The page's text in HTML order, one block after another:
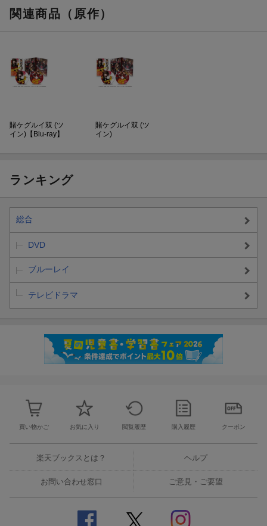
関連商品（原作）
賭ケグルイ双 (ツ
イン)【Blu-ray】
賭ケグルイ双 (ツ
イン)
ランキング
総合
DVD
ブルーレイ
テレビドラマ
買い物かご お気に入り 閲覧履歴 購入履歴 クーポン
楽天ブックスとは？ ヘルプ
お問い合わせ窓口 ご意見・ご要望